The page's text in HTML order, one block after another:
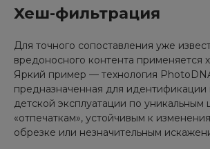
Хеш-фильтрация
Для точного сопоставления уже
вредоносного контента применяется
Яркий пример — технология
предназначенная для
детской эксплуатации по
«отпечаткам», устойчивым к
обрезке или незначительным